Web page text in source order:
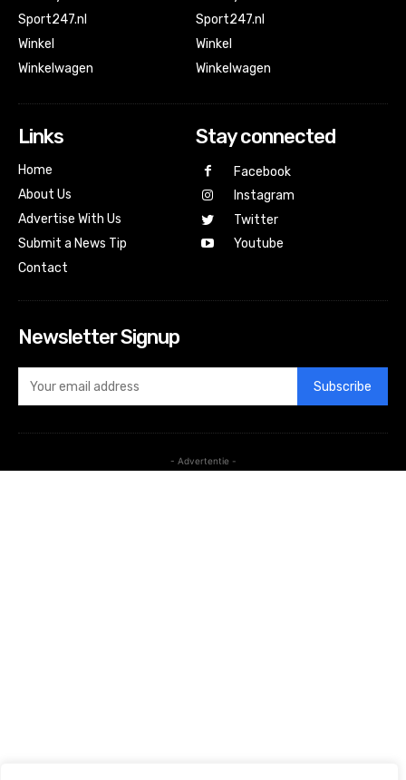
Sport247.nl
Winkel
Winkelwagen
Sport247.nl
Winkel
Winkelwagen
Links
Home
About Us
Advertise With Us
Submit a News Tip
Contact
Stay connected
Facebook
Instagram
Twitter
Youtube
Newsletter Signup
Subscribe
- Advertentie -